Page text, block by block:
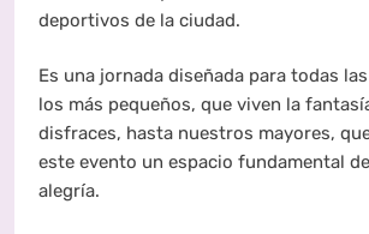
deportivos de la ciudad.
Es una jornada diseñada para todas
los más pequeños, que viven la
disfraces, hasta nuestros mayores,
este evento un espacio fundamental
alegría.